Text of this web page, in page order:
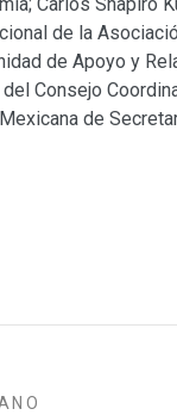
de la
de Apoyo y
Consejo
de